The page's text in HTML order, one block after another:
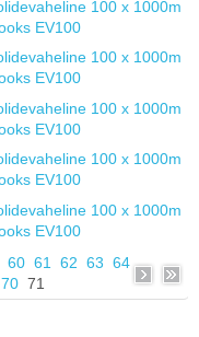
60 61 62 63 64
70 71